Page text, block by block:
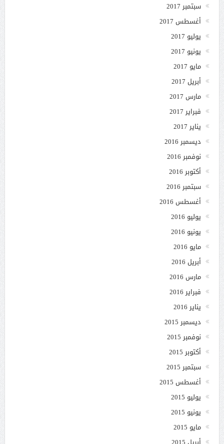
سبتمبر 2017
أغسطس 2017
يوليو 2017
يونيو 2017
مايو 2017
أبريل 2017
مارس 2017
فبراير 2017
يناير 2017
ديسمبر 2016
نوفمبر 2016
أكتوبر 2016
سبتمبر 2016
أغسطس 2016
يوليو 2016
يونيو 2016
مايو 2016
أبريل 2016
مارس 2016
فبراير 2016
يناير 2016
ديسمبر 2015
نوفمبر 2015
أكتوبر 2015
سبتمبر 2015
أغسطس 2015
يوليو 2015
يونيو 2015
مايو 2015